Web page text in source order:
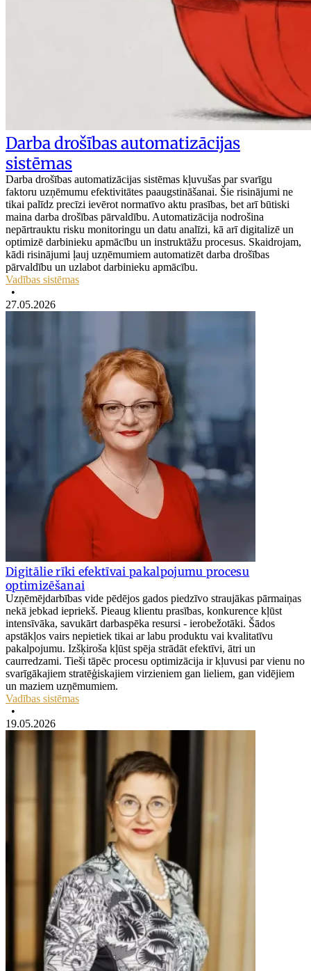
Darba drošības automatizācijas
sistēmas
Darba drošības automatizācijas sistēmas kļuvušas par svarīgu
faktoru uzņēmumu efektivitātes paaugstināšanai. Šie risinājumi ne
tikai palīdz precīzi ievērot normatīvo aktu prasības, bet arī būtiski
maina darba drošības pārvaldību. Automatizācija nodrošina
nepārtrauktu risku monitoringu un datu analīzi, kā arī digitalizē un
optimizē darbinieku apmācību un instruktāžu procesus. Skaidrojam,
kādi risinājumi ļauj uzņēmumiem automatizēt darba drošības
pārvaldību un uzlabot darbinieku apmācību.
Vadības sistēmas
•
27.05.2026
Digitālie rīki efektīvai pakalpojumu procesu
optimizēšanai
Uzņēmējdarbības vide pēdējos gados piedzīvo straujākas pārmaiņas
nekā jebkad iepriekš. Pieaug klientu prasības, konkurence kļūst
intensīvāka, savukārt darbaspēka resursi - ierobežotāki. Šādos
apstākļos vairs nepietiek tikai ar labu produktu vai kvalitatīvu
pakalpojumu. Izšķiroša kļūst spēja strādāt efektīvi, ātri un
caurredzami. Tieši tāpēc procesu optimizācija ir kļuvusi par vienu no
svarīgākajiem stratēģiskajiem virzieniem gan lieliem, gan vidējiem
un maziem uzņēmumiem.
Vadības sistēmas
•
19.05.2026